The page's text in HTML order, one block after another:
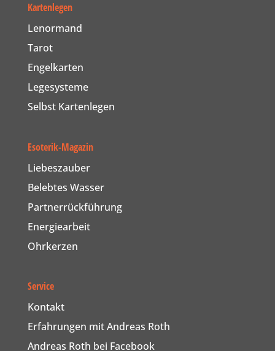
Kartenlegen
Lenormand
Tarot
Engelkarten
Legesysteme
Selbst Kartenlegen
Esoterik-Magazin
Liebeszauber
Belebtes Wasser
Partnerrückführung
Energiearbeit
Ohrkerzen
Service
Kontakt
Erfahrungen mit Andreas Roth
Andreas Roth bei Facebook